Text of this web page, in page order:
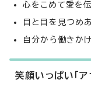
心をこめて愛を伝
目と目を見つめ
自分から働きか
笑顔いっぱい「